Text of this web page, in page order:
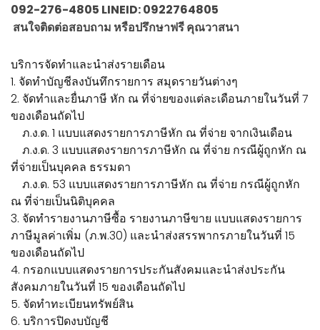
092-276-4805 LINEID: 0922764805
สนใจติดต่อสอบถาม หรือปรึกษาฟรี คุณวาสนา
บริการจัดทำและนำส่งรายเดือน
1. จัดทำบัญชีลงบันทึกรายการ สมุดรายวันต่างๆ
2. จัดทำและยื่นภาษี หัก ณ ที่จ่ายของแต่ละเดือนภายในวันที่ 7
ของเดือนถัดไป
ภ.ง.ด. 1 แบบแสดงรายการภาษีหัก ณ ที่จ่าย จากเงินเดือน
ภ.ง.ด. 3 แบบแสดงรายการภาษีหัก ณ ที่จ่าย กรณีผู้ถูกหัก ณ
ที่จ่ายเป็นบุคคล ธรรมดา
ภ.ง.ด. 53 แบบแสดงรายการภาษีหัก ณ ที่จ่าย กรณีผู้ถูกหัก
ณ ที่จ่ายเป็นนิติบุคคล
3. จัดทำรายงานภาษีซื้อ รายงานภาษีขาย แบบแสดงรายการ
ภาษีมูลค่าเพิ่ม (ภ.พ.30) และนำส่งสรรพากรภายในวันที่ 15
ของเดือนถัดไป
4. กรอกแบบแสดงรายการประกันสังคมและนำส่งประกัน
สังคมภายในวันที่ 15 ของเดือนถัดไป
5. จัดทำทะเบียนทรัพย์สิน
6. บริการปิดงบบัญชี